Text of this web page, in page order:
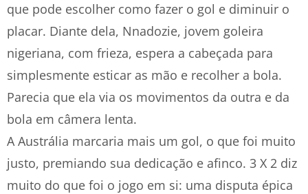
que pode escolher como fazer o gol e diminuir o
placar. Diante dela, Nnadozie, jovem goleira
nigeriana, com frieza, espera a cabeçada para
simplesmente esticar as mão e recolher a bola.
Parecia que ela via os movimentos da outra e da
bola em câmera lenta.
A Austrália marcaria mais um gol, o que foi muito
justo, premiando sua dedicação e afinco. 3 X 2 diz
muito do que foi o jogo em si: uma disputa épica